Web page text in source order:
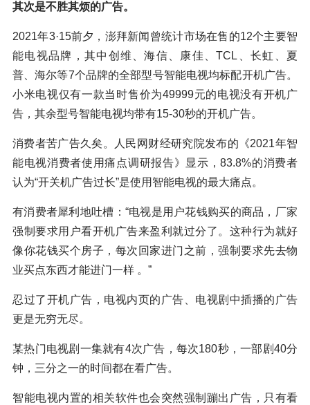
其次是不胜其烦的广告。
2021年3·15前夕，澎拜新闻曾统计市场在售的12个主要智
能电视品牌，其中创维、海信、康佳、TCL、长虹、夏
普、海尔等7个品牌的全部型号智能电视均标配开机广告。
小米电视仅有一款当时售价为49999元的电视没有开机广
告，其余型号智能电视均带有15-30秒的开机广告。
消费者苦广告久矣。人民网财经研究院发布的《2021年智
能电视消费者使用痛点调研报告》显示，83.8%的消费者
认为“开关机广告过长”是使用智能电视的最大痛点。
有消费者犀利地吐槽：“电视是用户花钱购买的商品，厂家
强制要求用户看开机广告来盈利就过分了。这种行为就好
像你花钱买个房子，每次回家进门之前，强制要求先去物
业买点东西才能进门一样 。”
忍过了开机广告，电视内页的广告、电视剧中插播的广告
更是无穷无尽。
某热门电视剧一集就有4次广告，每次180秒，一部剧40分
钟，三分之一的时间都在看广告。
智能电视内置的相关软件也会突然强制蹦出广告，只有看